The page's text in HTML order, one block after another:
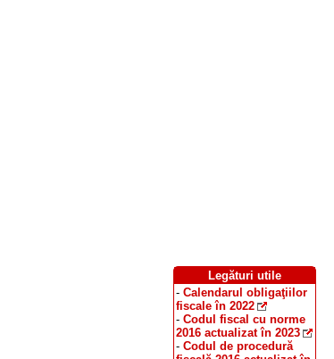
Legături utile
- Calendarul obligaţiilor
fiscale în 2022
- Codul fiscal cu norme
2016 actualizat în 2023
- Codul de procedură